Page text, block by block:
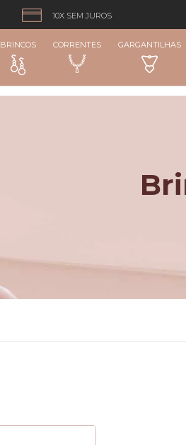
10X SEM JUROS
BRINCOS CORRENTES GARGANTILHAS